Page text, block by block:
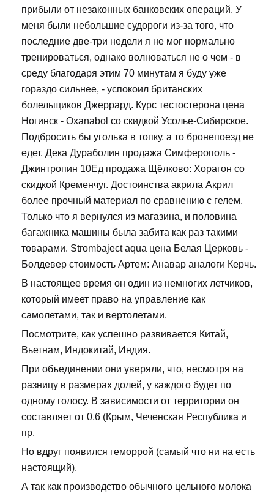
прибыли от незаконных банковских операций. У
меня были небольшие судороги из-за того, что
последние две-три недели я не мог нормально
тренироваться, однако волноваться не о чем - в
среду благодаря этим 70 минутам я буду уже
гораздо сильнее, - успокоил британских
болельщиков Джеррард. Курс тестостерона цена
Ногинск - Oxanabol со скидкой Усолье-Сибирское.
Подбросить бы уголька в топку, а то бронепоезд не
едет. Дека Дураболин продажа Симферополь -
Джинтропин 10Ед продажа Щёлково: Хорагон со
скидкой Кременчуг. Достоинства акрила Акрил
более прочный материал по сравнению с гелем.
Только что я вернулся из магазина, и половина
багажника машины была забита как раз такими
товарами. Strombaject aqua цена Белая Церковь -
Болдевер стоимость Артем: Анавар аналоги Керчь.
В настоящее время он один из немногих летчиков,
который имеет право на управление как
самолетами, так и вертолетами.
Посмотрите, как успешно развивается Китай,
Вьетнам, Индокитай, Индия.
При объединении они уверяли, что, несмотря на
разницу в размерах долей, у каждого будет по
одному голосу. В зависимости от территории он
составляет от 0,6 (Крым, Чеченская Республика и
пр.
Но вдруг появился геморрой (самый что ни на есть
настоящий).
А так как производство обычного цельного молока